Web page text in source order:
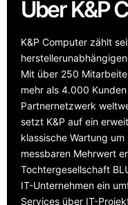
Über K&P
K&P Computer zählt
Mit über 250
mehr als 4.000
Partnernetzwerk
setzt K&P auf ein
klassische Wartung
messbaren Mehrwert
Tochtergesellschaft
IT-Unternehmen ein
Services über IT-